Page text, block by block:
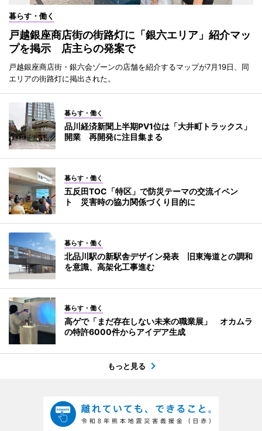
暮らす・働く
戸越銀座商店街の街路灯に「銀六エリア」紹介マッ
プを掲示 店主らの発案で
戸越銀座商店街・銀六会ゾーンの店舗を紹介するマップが7月19日、同
エリアの街路灯に掲出された。
暮らす・働く
品川経済新聞上半期PV1位は「大井町トラックス」
開業 再開発に注目集まる
暮らす・働く
五反田TOC「特区」で防災テーマの交流イベン
ト 災害時の協力関係づくり目的に
暮らす・働く
北品川駅の新駅舎デザイン発表 旧東海道との調和
を意識、高架化工事進む
暮らす・働く
高ゲで「まだ存在しない未来の職業展」 オカムラ
の特許6000件からアイデア生成
もっと見る